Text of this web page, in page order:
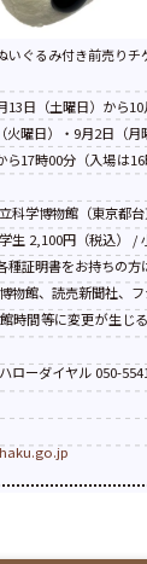
いぐるみ付き前売りチ
13日（土曜日）から10
火曜日）・9月2日（
ら17時00分（入場は
科学博物館（東京都台
生 2,100円（税込） /
種証明書をお持ちの方
物館、読売新聞社、
時間等に変更が生じ
ローダイヤル 050-